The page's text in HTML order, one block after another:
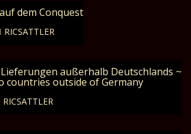
dem Conquest
RICSATTLER
außerhalb Deutschlands ~
countries outside of Germany
RICSATTLER